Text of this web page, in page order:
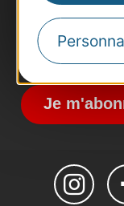
Destination
Inscrivez-
Destination
suggestions de
Je